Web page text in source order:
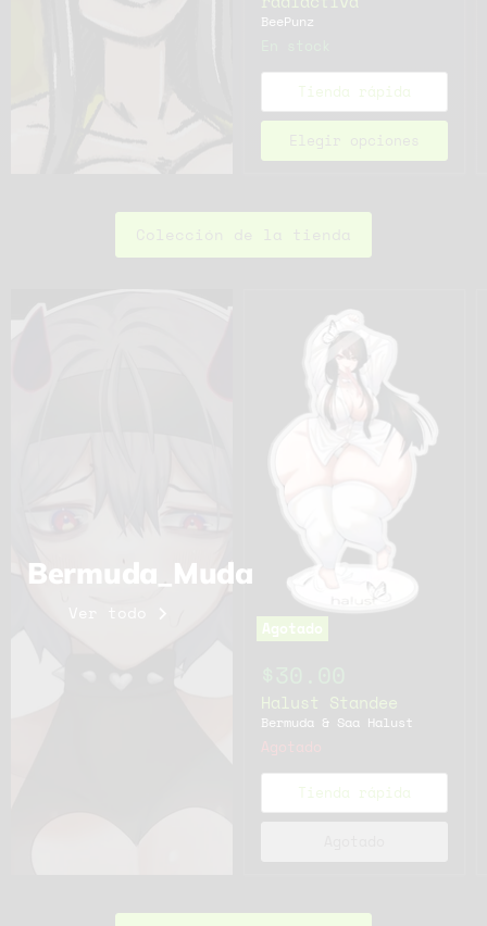
BeePunz
Tienda rápida
Elegir opciones
Colección de la tienda
Bermuda_Muda
Ver todo
Agotado
Halust Standee
Bermuda & Saa Halust
Agotado
Tienda rápida